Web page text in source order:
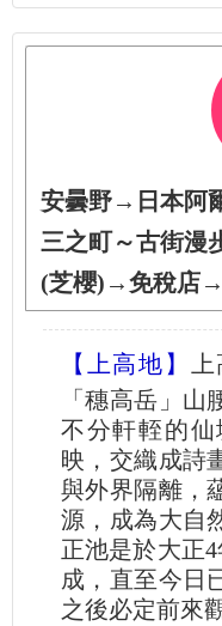
安曇野→日本阿
三之町～古街漫
(芝櫻)→免稅店
【上高地】
「穗高岳」
不分軒輊的
映，交織成詩
與外界隔離，
源，成為大自
正池是於大正
成，直至今日
之後必定前來